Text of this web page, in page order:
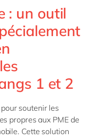
: un outil
1 et 2
soutenir les
propres aux PME de
Cette solution